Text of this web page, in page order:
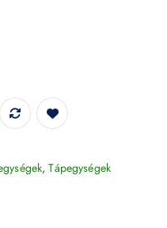
tápegység 12V 12,5A IP20 -
,Tápegységek